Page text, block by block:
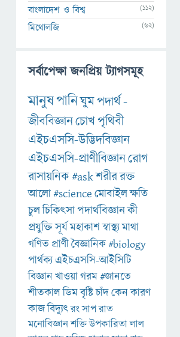
বাংলাদেশ ও বিশ্ব (112)
মিথোলজি (62)
সর্বাপেক্ষা জনপ্রিয় ট্যাগসমূহ
মানুষপানিঘুমপদার্থ-
জীববিজ্ঞানচোখপৃথিবী
এইচএসসি-উদ্ভিদবিজ্ঞান
এইচএসসি-প্রাণীবিজ্ঞানরোগ
রাসায়নিক#askশরীররক্ত
আলো#scienceমোবাইলক্ষতি
চুলচিকিৎসাপদার্থবিজ্ঞানকী
প্রযুক্তিসূর্যমহাকাশস্বাস্থ্যমাথা
গণিত প্রাণীবৈজ্ঞানিক#biology
পার্থক্য এইচএসসি-আইসিটি
বিজ্ঞানখাওয়াগরম#জানতে
শীতকালডিমবৃষ্টিচাঁদকেনকারণ
কাজবিদ্যুৎরংসাপরাত
মনোবিজ্ঞানশক্তিউপকারিতালাল